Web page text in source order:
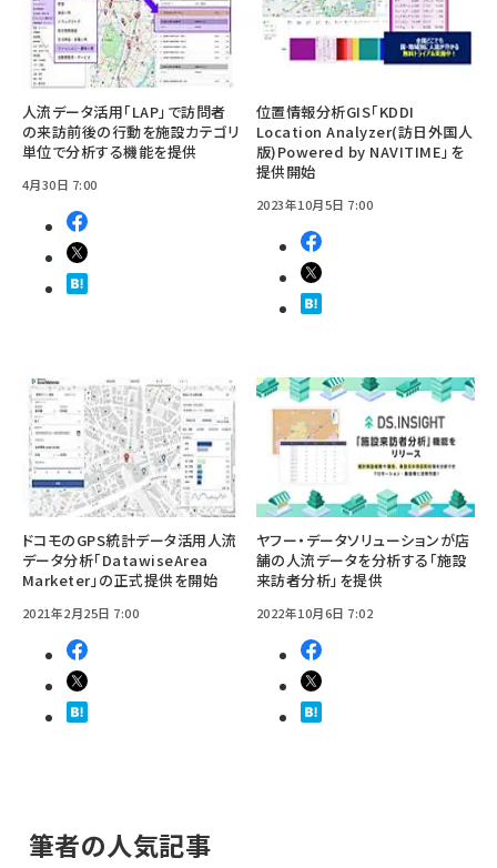
人流データ活用「LAP」で訪問者
の来訪前後の行動を施設カテゴリ
単位で分析する機能を提供
4月30日 7:00
位置情報分析GIS「KDDI
Location Analyzer(訪日外国人
版)Powered by NAVITIME」を
提供開始
2023年10月5日 7:00
ドコモのGPS統計データ活用人流
データ分析「DatawiseArea
Marketer」の正式提供を開始
2021年2月25日 7:00
ヤフー・データソリューションが店
舗の人流データを分析する「施設
来訪者分析」を提供
2022年10月6日 7:02
筆者の人気記事